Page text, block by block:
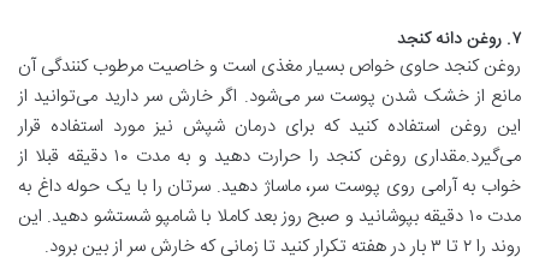
۷. روغن دانه کنجد
روغن کنجد حاوی خواص بسیار مغذی است و خاصیت مرطوب کنندگی آن
مانع از خشک شدن پوست سر می‌شود. اگر خارش سر دارید می‌توانید از
این روغن استفاده کنید که برای درمان شپش نیز مورد استفاده قرار
می‌گیرد.مقداری روغن کنجد را حرارت دهید و به مدت ۱۰ دقیقه قبلا از
خواب به آرامی روی پوست سر، ماساژ دهید. سرتان را با یک حوله داغ به
مدت ۱۰ دقیقه بپوشانید و صبح روز بعد کاملا با شامپو شستشو دهید. این
روند را ۲ تا ۳ بار در هفته تکرار کنید تا زمانی که خارش سر از بین برود.